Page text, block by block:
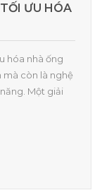
ƯU HÓA
hóa nhà ống
mà còn là nghệ
Một giải